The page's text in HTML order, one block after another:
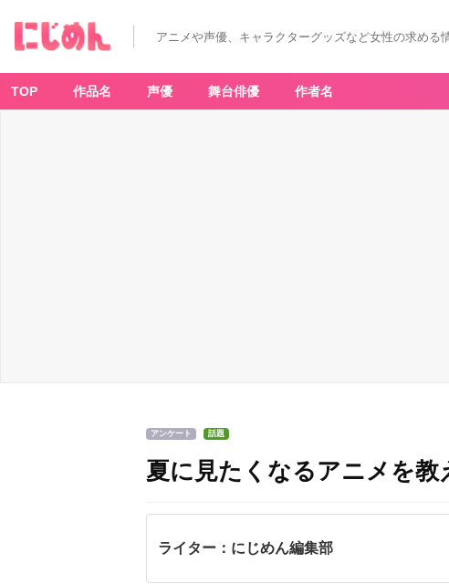
アニメや声優、キャラクターグッズなど女性の求める
TOP 作品名 声優 舞台俳優 作者名
アンケート 話題
夏に見たくなるアニメを教
ライター：にじめん編集部